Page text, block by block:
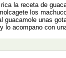
la receta de
los
guacamole unas
lo acompano con